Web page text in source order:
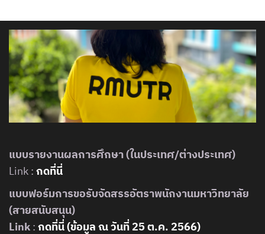
แบบรายงานผลการศึกษา (ในประเทศ/ต่างประเทศ)
Link : กดที่นี่
แบบฟอร์มการขอรับจัดสรรอัตราพนักงานมหาวิทยาลัย
(สายสนับสนุน)
Link : กดที่นี่ (ข้อมูล ณ วันที่ 25 ต.ค. 2566)